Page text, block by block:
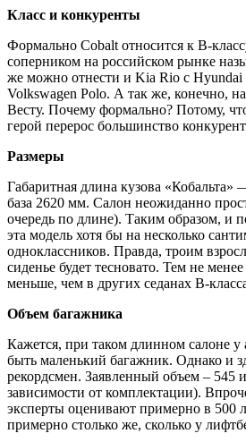
Класс и конкуренты
Формально Cobalt относится к B-
соперником на российском рынке
же можно отнести и Kia Rio c Hyundai
Volkswagen Polo. А так же, конечно,
Весту. Почему формально? Потому,
герой перерос большинство
Размеры
Габаритная длина кузова «Кобальта»
база 2620 мм. Салон неожиданно
очередь по длине). Таким образом, и
эта модель хотя бы на несколько
одноклассников. Правда, троим
сиденье будет тесновато. Тем не
меньше, чем в других седанах B-
Объем багажника
Кажется, при таком длинном салоне у
быть маленький багажник. Однако и
рекордсмен. Заявленный объем – 545
зависимости от комплектации).
эксперты оценивают примерно в 500
примерно столько же, сколько у